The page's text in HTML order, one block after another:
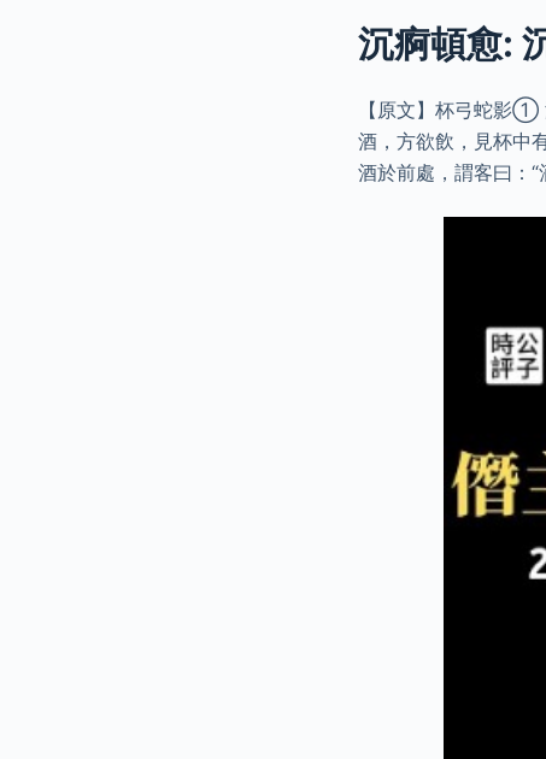
沉痾頓愈:
【原文】杯弓蛇
酒，方欲飲，見杯
酒於前處，謂客曰：“